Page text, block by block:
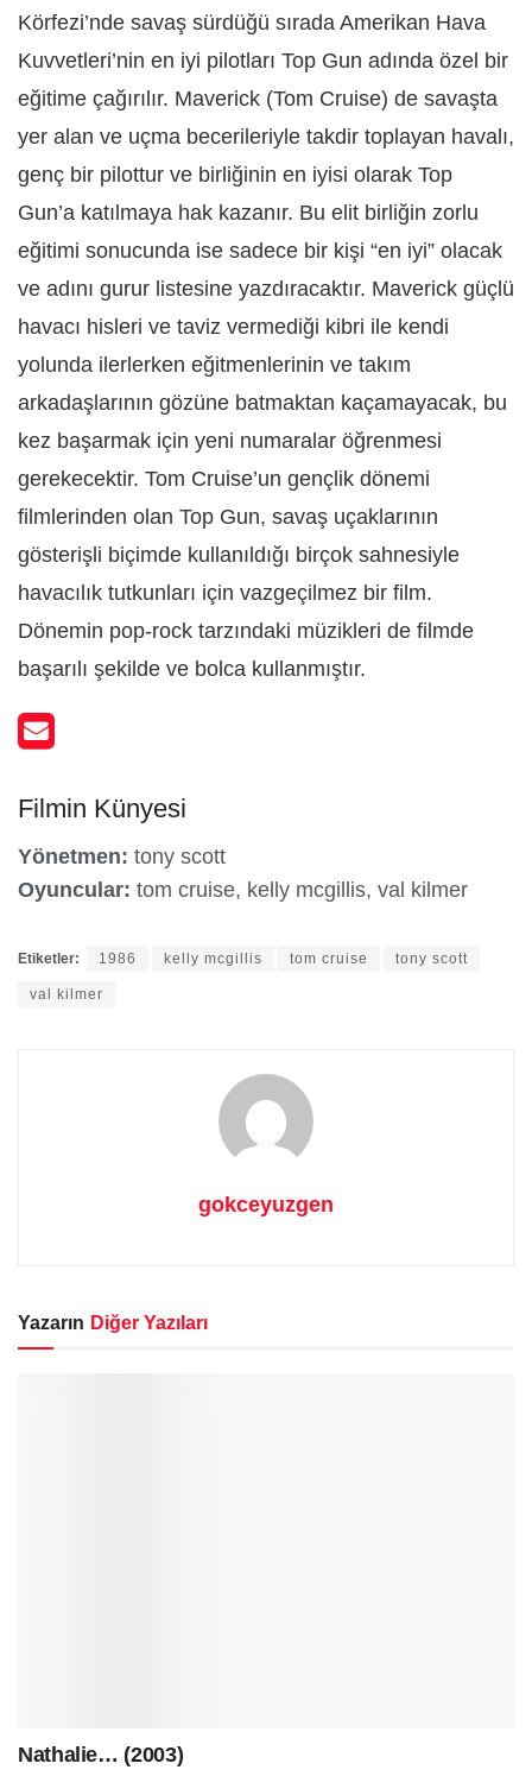
Körfezi’nde savaş sürdüğü sırada Amerikan Hava
Kuvvetleri’nin en iyi pilotları Top Gun adında özel bir
eğitime çağırılır. Maverick (Tom Cruise) de savaşta
yer alan ve uçma becerileriyle takdir toplayan havalı,
genç bir pilottur ve birliğinin en iyisi olarak Top
Gun’a katılmaya hak kazanır. Bu elit birliğin zorlu
eğitimi sonucunda ise sadece bir kişi “en iyi” olacak
ve adını gurur listesine yazdıracaktır. Maverick güçlü
havacı hisleri ve taviz vermediği kibri ile kendi
yolunda ilerlerken eğitmenlerinin ve takım
arkadaşlarının gözüne batmaktan kaçamayacak, bu
kez başarmak için yeni numaralar öğrenmesi
gerekecektir. Tom Cruise’un gençlik dönemi
filmlerinden olan Top Gun, savaş uçaklarının
gösterişli biçimde kullanıldığı birçok sahnesiyle
havacılık tutkunları için vazgeçilmez bir film.
Dönemin pop-rock tarzındaki müzikleri de filmde
başarılı şekilde ve bolca kullanmıştır.
Filmin Künyesi
Yönetmen: tony scott
Oyuncular: tom cruise, kelly mcgillis, val kilmer
Etiketler: 1986 kelly mcgillis tom cruise tony scott
val kilmer
gokceyuzgen
Yazarın Diğer Yazıları
Nathalie… (2003)